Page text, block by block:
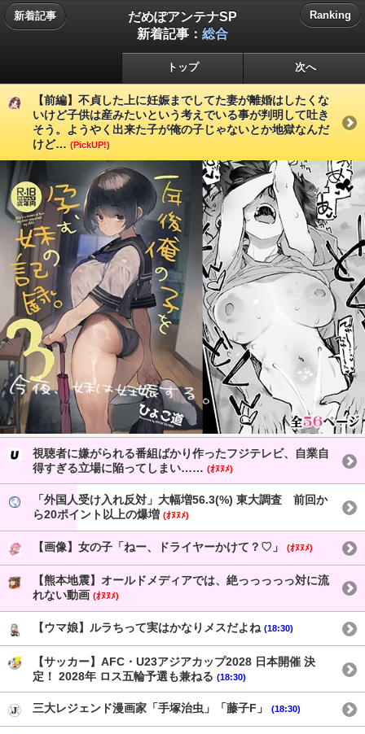
新着記事
だめぽアンテナSP
新着記事： 総合
Ranking
トップ 次へ
【前編】不貞した上に妊娠までしてた妻が離婚はしたくな
いけど子供は産みたいという考えでいる事が判明して吐き
そう。ようやく出来た子が俺の子じゃないとか地獄なんだ
けど… (PickUP!)
視聴者に嫌がられる番組ばかり作ったフジテレビ、自業自
得すぎる立場に陥ってしまい…… (ｵﾇﾇﾒ)
「外国人受け入れ反対」大幅増56.3(%) 東大調査 前回か
ら20ポイント以上の爆増 (ｵﾇﾇﾒ)
【画像】女の子「ねー、ドライヤーかけて？♡」 (ｵﾇﾇﾒ)
【熊本地震】オールドメディアでは、絶っっっっっ対に流
れない動画 (ｵﾇﾇﾒ)
【ウマ娘】ルラちって実はかなりメスだよね (18:30)
【サッカー】AFC・U23アジアカップ2028 日本開催 決
定！ 2028年 ロス五輪予選も兼ねる (18:30)
三大レジェンド漫画家「手塚治虫」「藤子F」 (18:30)